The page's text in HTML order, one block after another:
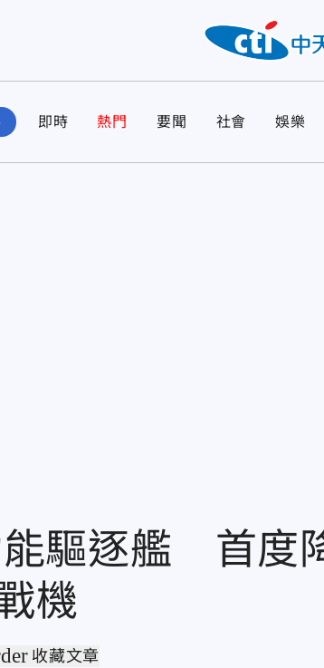
即時 熱門 要聞 社會 娛樂
能驅逐艦 首度
機
收藏文章